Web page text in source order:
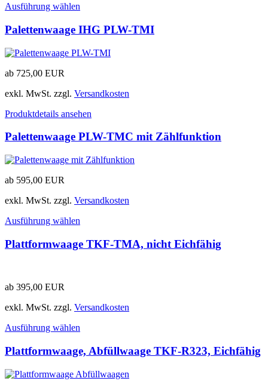
Ausführung wählen
Palettenwaage IHG PLW-TMI
ab 725,00 EUR
exkl. MwSt. zzgl. Versandkosten
Produktdetails ansehen
Palettenwaage PLW-TMC mit Zählfunktion
ab 595,00 EUR
exkl. MwSt. zzgl. Versandkosten
Ausführung wählen
Plattformwaage TKF-TMA, nicht Eichfähig
ab 395,00 EUR
exkl. MwSt. zzgl. Versandkosten
Ausführung wählen
Plattformwaage, Abfüllwaage TKF-R323, Eichfähig